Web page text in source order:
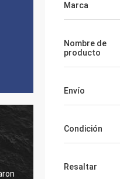
Su servicio es muy bueno, la
Marca
Nombre de
producto
Envío
Condición
Resaltar